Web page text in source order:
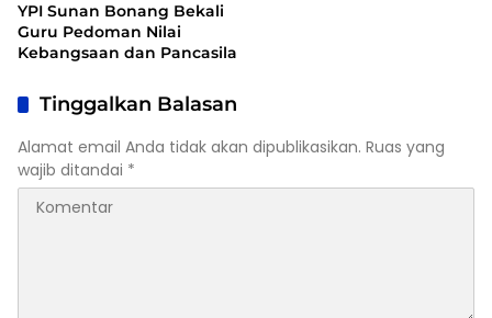
YPI Sunan Bonang Bekali
Guru Pedoman Nilai
Kebangsaan dan Pancasila
Tinggalkan Balasan
Alamat email Anda tidak akan dipublikasikan. Ruas yang
wajib ditandai *